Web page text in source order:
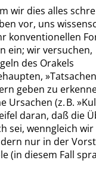
wir dies alles
vor, uns
konventionellen
ein; wir versuchen,
des Orakels
»Tatsachen
geben zu
Ursachen (z. B. »
daran, daß die
sei, wenngleich
nur in der
(in diesem Fall